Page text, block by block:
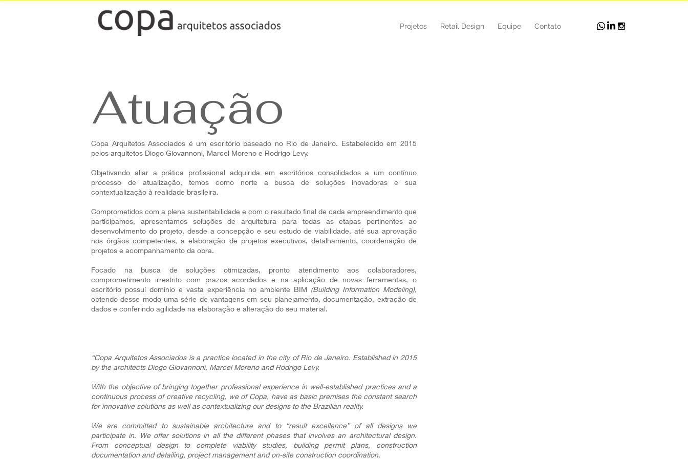
Projetos Retail Design Equipe Contato
Atuação
Copa Arquitetos Associados é um escritório baseado no Rio de Janeiro. Estabelecido em 2015
pelos arquitetos Diogo Giovannoni, Marcel Moreno e Rodrigo Levy.
Objetivando aliar a prática profissional adquirida em escritórios consolidados a um contínuo
processo de atualização, temos como norte a busca de soluções inovadoras e sua
contextualização à realidade brasileira.
Comprometidos com a plena sustentabilidade e com o resultado final de cada empreendimento que
participamos, apresentamos soluções de arquitetura para todas as etapas pertinentes ao
desenvolvimento do projeto, desde a concepção e seu estudo de viabilidade, até sua aprovação
nos órgãos competentes, a elaboração de projetos executivos, detalhamento, coordenação de
projetos e acompanhamento da obra.
Focado na busca de soluções otimizadas, pronto atendimento aos colaboradores,
comprometimento irrestrito com prazos acordados e na aplicação de novas ferramentas, o
escritório possuí domínio e vasta experiência no ambiente BIM (Building Information Modeling),
obtendo desse modo uma série de vantagens em seu planejamento, documentação, extração de
dados e conferindo agilidade na elaboração e alteração do seu material.
“Copa Arquitetos Associados is a practice located in the city of Rio de Janeiro. Established in 2015
by the architects Diogo Giovannoni, Marcel Moreno and Rodrigo Levy.
With the objective of bringing together professional experience in well-established practices and a
continuous process of creative recycling, we of Copa, have as basic premises the constant search
for innovative solutions as well as contextualizing our designs to the Brazilian reality.
We are committed to sustainable architecture and to “result excellence” of all designs we
participate in. We offer solutions in all the different phases that involves an architectural design.
From conceptual design to complete viability studies, building permit plans, construction
documentation and detailing, project management and on-site construction coordination.